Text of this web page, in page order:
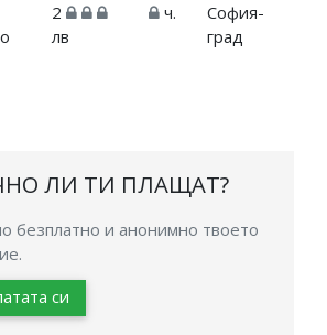
2
лв
ч.
София-
град
ЛИ ТИ ПЛАЩАТ?
безплатно и анонимно твоето
си